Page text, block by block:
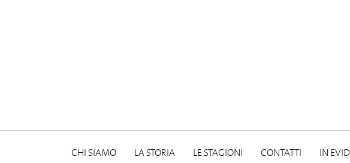
CHI SIAMO LA STORIA LE STAGIONI CONTATTI IN